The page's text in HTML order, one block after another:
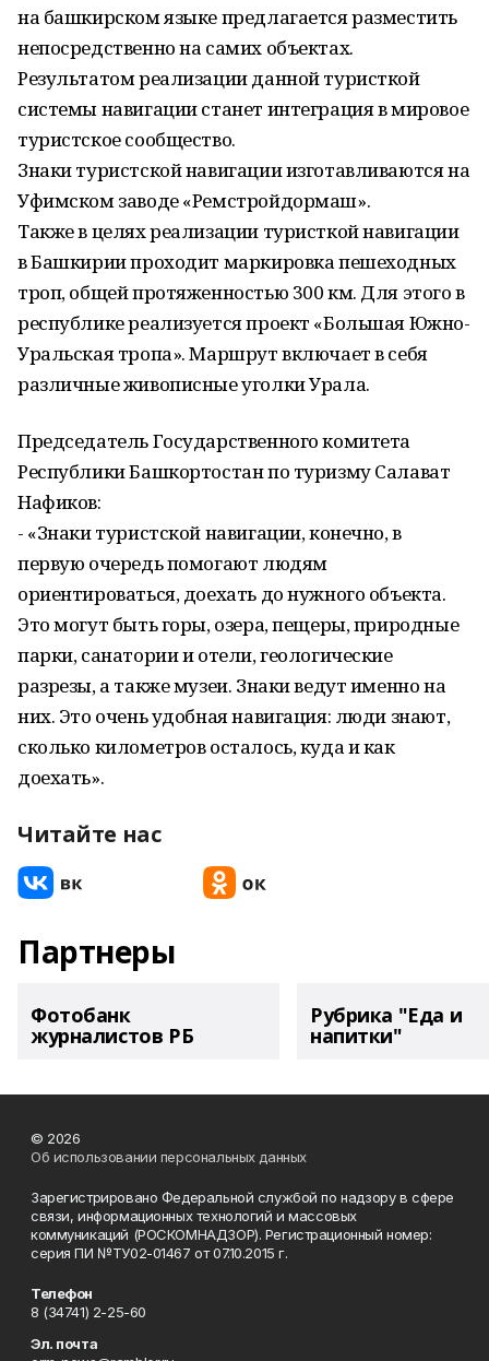
на башкирском языке предлагается разместить
непосредственно на самих объектах.
Результатом реализации данной туристкой
системы навигации станет интеграция в мировое
туристское сообщество.
Знаки туристской навигации изготавливаются на
Уфимском заводе «Ремстройдормаш».
Также в целях реализации туристкой навигации
в Башкирии проходит маркировка пешеходных
троп, общей протяженностью 300 км. Для этого в
республике реализуется проект «Большая Южно-
Уральская тропа». Маршрут включает в себя
различные живописные уголки Урала.
Председатель Государственного комитета
Республики Башкортостан по туризму Салават
Нафиков:
- «Знаки туристской навигации, конечно, в
первую очередь помогают людям
ориентироваться, доехать до нужного объекта.
Это могут быть горы, озера, пещеры, природные
парки, санатории и отели, геологические
разрезы, а также музеи. Знаки ведут именно на
них. Это очень удобная навигация: люди знают,
сколько километров осталось, куда и как
доехать».
Читайте нас
Партнеры
Фотобанк
журналистов РБ
Рубрика "Еда и
напитки"
© 2026
Об использовании персональных данных
Зарегистрировано Федеральной службой по надзору в сфере
связи, информационных технологий и массовых
коммуникаций (РОСКОМНАДЗОР). Регистрационный номер:
серия ПИ №ТУ02-01467 от 07.10.2015 г.
Телефон
8 (34741) 2-25-60
Эл. почта